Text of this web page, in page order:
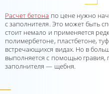
Расчет бетона по цене нужно
с заполнителя. Это может быть
стоит немало и применяется
полимербетоне, пластбетоне,
встречающихся видах. Но в
выполняется с помощью гравия,
заполнителя — щебня.